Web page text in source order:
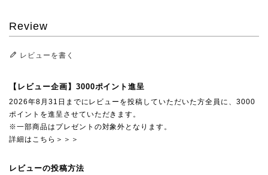
Review
レビューを書く
【レビュー企画】3000ポイント進呈
2026年8月31日までにレビューを投稿していただいた方全員に、3000
ポイントを進呈させていただきます。
※一部商品はプレゼントの対象外となります。
詳細はこちら＞＞＞
レビューの投稿方法